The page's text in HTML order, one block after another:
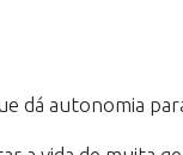
dá autonomia